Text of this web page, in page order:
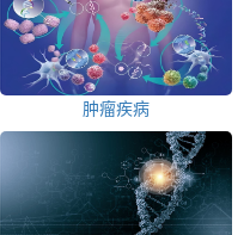
肿瘤疾病